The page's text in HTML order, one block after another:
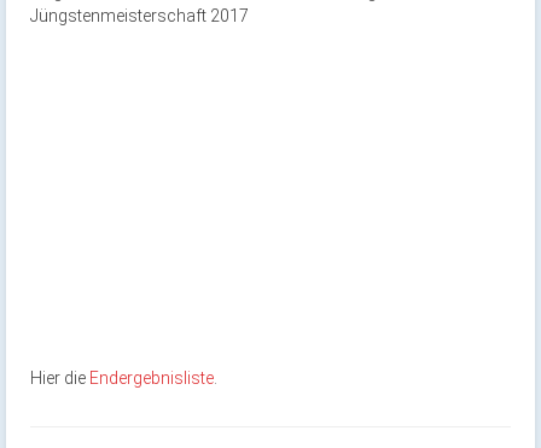
Jüngstenmeisterschaft 2017
Hier die Endergebnisliste